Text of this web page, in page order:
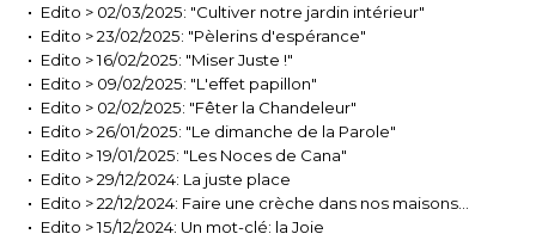
Edito > 02/03/2025: "Cultiver notre jardin intérieur"
Edito > 23/02/2025: "Pèlerins d'espérance"
Edito > 16/02/2025: "Miser Juste !"
Edito > 09/02/2025: "L'effet papillon"
Edito > 02/02/2025: "Fêter la Chandeleur"
Edito > 26/01/2025: "Le dimanche de la Parole"
Edito > 19/01/2025: "Les Noces de Cana"
Edito > 29/12/2024: La juste place
Edito > 22/12/2024: Faire une crèche dans nos maisons…
Edito > 15/12/2024: Un mot-clé: la Joie